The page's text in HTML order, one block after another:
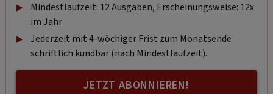
Mindestlaufzeit: 12 Ausgaben, Erscheinungsweise: 12x
im Jahr
Jederzeit mit 4-wöchiger Frist zum Monatsende
schriftlich kündbar (nach Mindestlaufzeit).
JETZT ABONNIEREN!